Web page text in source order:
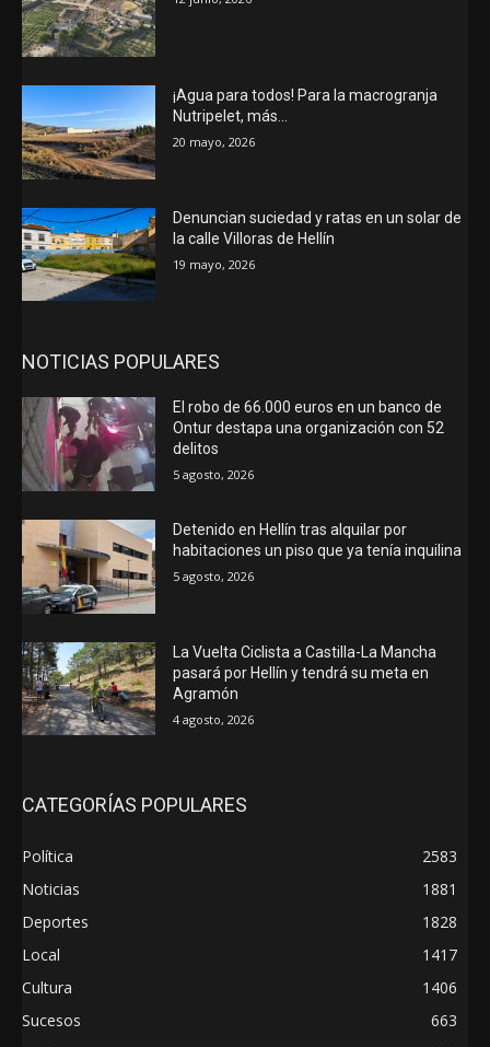
¡Agua para todos! Para la macrogranja
Nutripelet, más…
20 mayo, 2026
Denuncian suciedad y ratas en un solar de
la calle Villoras de Hellín
19 mayo, 2026
NOTICIAS POPULARES
El robo de 66.000 euros en un banco de
Ontur destapa una organización con 52
delitos
5 agosto, 2026
Detenido en Hellín tras alquilar por
habitaciones un piso que ya tenía inquilina
5 agosto, 2026
La Vuelta Ciclista a Castilla-La Mancha
pasará por Hellín y tendrá su meta en
Agramón
4 agosto, 2026
CATEGORÍAS POPULARES
Política
2583
Noticias
1881
Deportes
1828
Local
1417
Cultura
1406
Sucesos
663